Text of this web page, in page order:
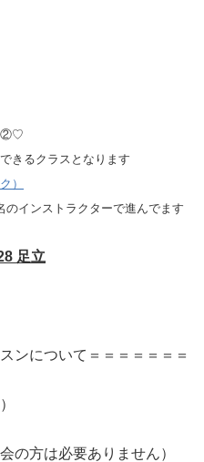
②♡
きるクラスとなります
）
インストラクターで進んでます
足立
ンについて＝＝＝＝＝＝＝
の方は必要ありません）